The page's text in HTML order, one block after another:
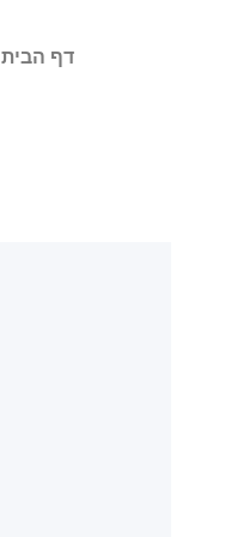
דף הבית